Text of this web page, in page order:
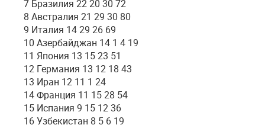
7 Бразилия 22 20 30 72
8 Австралия 21 29 30 80
9 Италия 14 29 26 69
10 Азербайджан 14 1 4 19
11 Япония 13 15 23 51
12 Германия 13 12 18 43
13 Иран 12 11 1 24
14 Франция 11 15 28 54
15 Испания 9 15 12 36
16 Узбекистан 8 5 6 19